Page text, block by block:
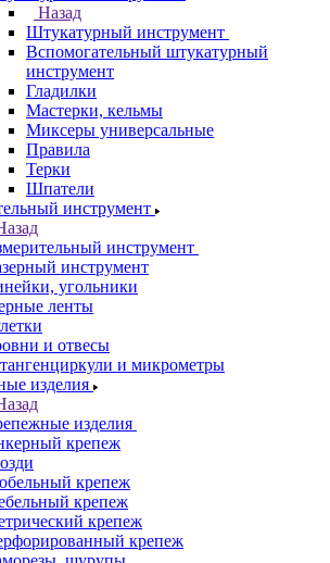
Назад
Штукатурный инструмент
Вспомогательный штукатурный
инструмент
Гладилки
Мастерки, кельмы
Миксеры универсальные
Правила
Терки
Шпатели
инструмент
инструмент
инструмент
угольники
ленты
и отвесы
и микрометры
изделия
изделия
крепеж
крепеж
крепеж
крепеж
крепеж